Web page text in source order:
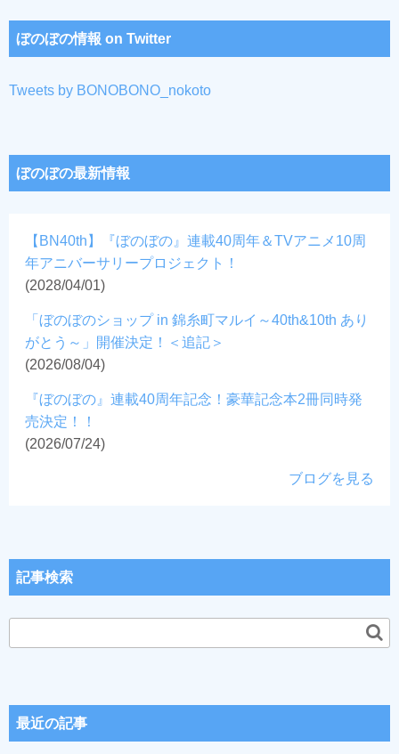
ぼのぼの情報 on Twitter
Tweets by BONOBONO_nokoto
ぼのぼの最新情報
【BN40th】『ぼのぼの』連載40周年＆TVアニメ10周
年アニバーサリープロジェクト！
(2028/04/01)
「ぼのぼのショップ in 錦糸町マルイ～40th&10th あり
がとう～」開催決定！＜追記＞
(2026/08/04)
『ぼのぼの』連載40周年記念！豪華記念本2冊同時発
売決定！！
(2026/07/24)
ブログを見る
記事検索
最近の記事